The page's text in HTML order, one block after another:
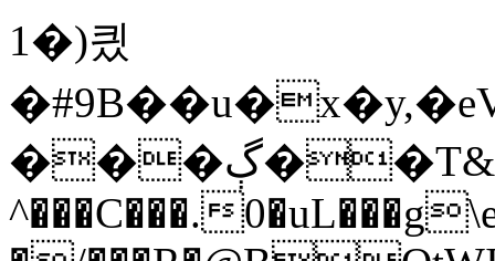
1�)킜
���ڳ��T&����7W�K�F?
^���C���.